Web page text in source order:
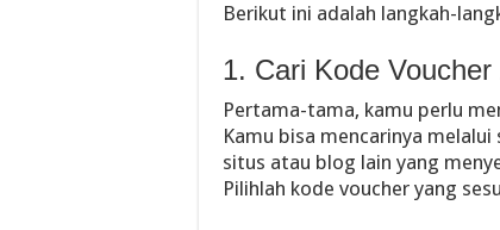
Berikut ini adalah langkah-
1. Cari Kode
Pertama-tama, kamu perlu
Kamu bisa mencarinya
situs atau blog lain yang
Pilihlah kode voucher yang